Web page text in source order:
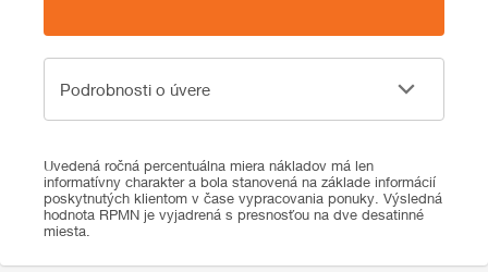
Podrobnosti o úvere
Podrobnosti o úvere
Uvedená ročná percentuálna miera nákladov má len
informatívny charakter a bola stanovená na základe informácií
poskytnutých klientom v čase vypracovania ponuky. Výsledná
hodnota RPMN je vyjadrená s presnosťou na dve desatinné
miesta.